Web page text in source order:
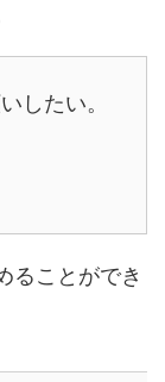
したい。
ることができ